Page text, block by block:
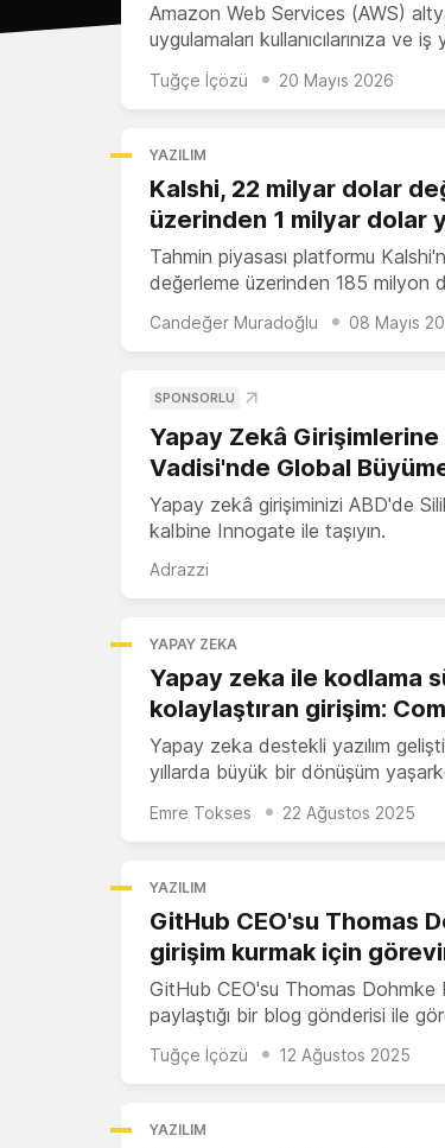
Amazon Web Services (AWS)
uygulamaları kullanıcılarınıza ve
Tuğçe İçözü 20 Mayıs 2026
YAZILIM
Kalshi, 22 milyar dolar
üzerinden 1 milyar dolar
Tahmin piyasası platformu
değerleme üzerinden 185 milyon
Candeğer Muradoğlu 08 Mayıs
SPONSORLU
Yapay Zekâ Girişimlerine
Vadisi'nde Global Büyüme
Yapay zekâ girişiminizi ABD'de
kalbine Innogate ile taşıyın.
Adrazzi
YAPAY ZEKA
Yapay zeka ile kodlama
kolaylaştıran girişim:
Yapay zeka destekli yazılım
yıllarda büyük bir dönüşüm
Emre Tokses 22 Ağustos 2025
YAZILIM
GitHub CEO'su Thomas
girişim kurmak için
GitHub CEO'su Thomas Dohmke
paylaştığı bir blog gönderisi ile
Tuğçe İçözü 12 Ağustos 2025
YAZILIM